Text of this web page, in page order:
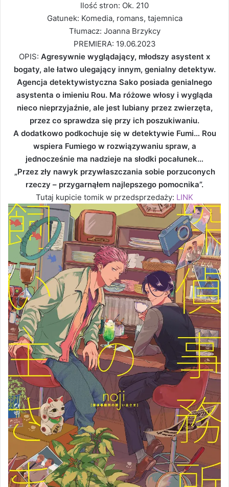
Ilość stron: Ok. 210
Gatunek: Komedia, romans, tajemnica
Tłumacz: Joanna Brzykcy
PREMIERA: 19.06.2023
OPIS: Agresywnie wyglądający, młodszy asystent x
bogaty, ale łatwo ulegający innym, genialny detektyw.
Agencja detektywistyczna Sako posiada genialnego
asystenta o imieniu Rou. Ma różowe włosy i wygląda
nieco nieprzyjaźnie, ale jest lubiany przez zwierzęta,
przez co sprawdza się przy ich poszukiwaniu.
A dodatkowo podkochuje się w detektywie Fumi… Rou
wspiera Fumiego w rozwiązywaniu spraw, a
jednocześnie ma nadzieje na słodki pocałunek…
„Przez zły nawyk przywłaszczania sobie porzuconych
rzeczy – przygarnąłem najlepszego pomocnika”.
Tutaj kupicie tomik w przedsprzedaży: LINK